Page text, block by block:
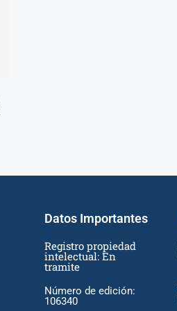
Datos Importantes
Registro propiedad
intelectual: En
tramite
Número de edición:
106340